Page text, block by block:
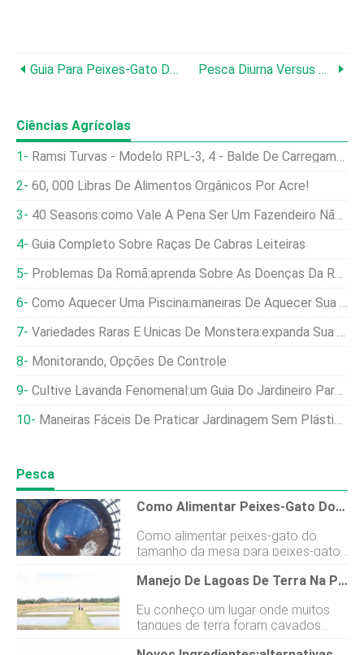
Guia Para Peixes-Gato De Aquário:tipos, Cuidados E Como Evitar Pesca Diurna Versus Noturna:insights De Especialistas Para Melhores Capturas
Ciências Agrícolas
Ramsi Turvas - Modelo RPL-3, 4 - Balde De Carregamento
60, 000 Libras De Alimentos Orgânicos Por Acre!
40 Seasons:como Vale A Pena Ser Um Fazendeiro Não Convencional
Guia Completo Sobre Raças De Cabras Leiteiras
Problemas Da Romã:aprenda Sobre As Doenças Da Romã
Como Aquecer Uma Piscina:maneiras De Aquecer Sua Piscina Nesta Temporada De Natação
Variedades Raras E Únicas De Monstera:expanda Sua Selva Interna
Monitorando, Opções De Controle
Cultive Lavanda Fenomenal:um Guia Do Jardineiro Para Flores Perfumadas
Maneiras Fáceis De Praticar Jardinagem Sem Plástico
Pesca
Como Alimentar Peixes-Gato Do Tamanho Da Mesa Para Peixes-Gato Juvenis.
Como alimentar peixes-gato do
tamanho da mesa para peixes-gato
juvenis. A criação de bagres cresceu
em popularidade nos últimos anos.
peixes e à redução dos recursos
naturais O peixe agora é cultivado
em áreas urbanas, em lagos simples
Manejo De Lagoas De Terra Na Piscicultura
Eu conheço um lugar onde muitos
tanques de terra foram cavados
com o objetivo de alugá-los para as